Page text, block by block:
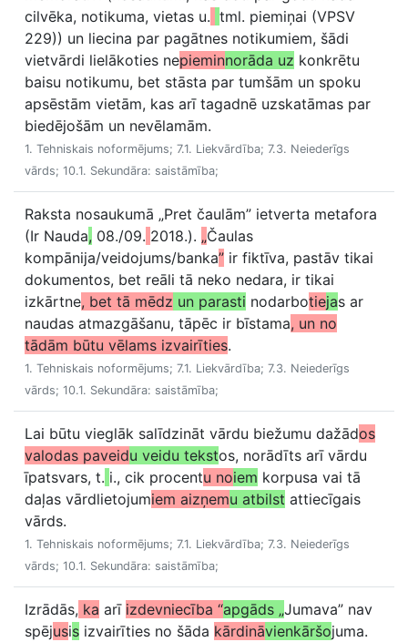
cilvēka, notikuma, vietas u. tml. piemiņai (VPSV
229)) un liecina par pagātnes notikumiem, šādi
vietvārdi lielākoties nepieminnorāda uz konkrētu
baisu notikumu, bet stāsta par tumšām un spoku
apsēstām vietām, kas arī tagadnē uzskatāmas par
biedējošām un nevēlamām.
1. Tehniskais noformējums; 7.1. Liekvārdība; 7.3. Neiederīgs
vārds; 10.1. Sekundāra: saistāmība;
Raksta nosaukumā „Pret čaulām” ietverta metafora
(Ir Nauda, 08./09. 2018.). „Čaulas
kompānija/veidojums/banka” ir fiktīva, pastāv tikai
dokumentos, bet reāli tā neko nedara, ir tikai
izkārtne, bet tā mēdz un parasti nodarbotiejas ar
naudas atmazgāšanu, tāpēc ir bīstama, un no
tādām būtu vēlams izvairīties.
1. Tehniskais noformējums; 7.1. Liekvārdība; 7.3. Neiederīgs
vārds; 10.1. Sekundāra: saistāmība;
Lai būtu vieglāk salīdzināt vārdu biežumu dažādos
valodas paveidu veidu tekstos, norādīts arī vārdu
īpatsvars, t. i., cik procentu noiem korpusa vai tā
daļas vārdlietojumiem aizņemu atbilst attiecīgais
vārds.
1. Tehniskais noformējums; 7.1. Liekvārdība; 7.3. Neiederīgs
vārds; 10.1. Sekundāra: saistāmība;
Izrādās, ka arī izdevniecība “apgāds „Jumava” nav
spējusis izvairīties no šāda kārdināvienkāršojuma.